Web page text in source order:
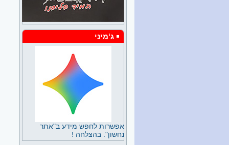
ימי הולדת לילידי מאי יוני
נאמן, פוגל, חיה שדמי, זכריה,
וציונה, מזל טוב !!!
המסע למנזר לטרון 7/26
ביום חמישי 8/7 יצאו ילדי נחשון
למסע רגלי למנזר לטרון. במנזר
הם נפגשו עם האב לואיס שאלו
שאלות וביקרו בכנסיה. מארכני
המסע מסכמים אותו כמדהים
ומוצלח ובכוונתם להרבות
פרידה מיעל וישראל 7/26
ג‘מיני
אפשרות לחפש מידע ב"אתר
נחשון". בהצלחה !